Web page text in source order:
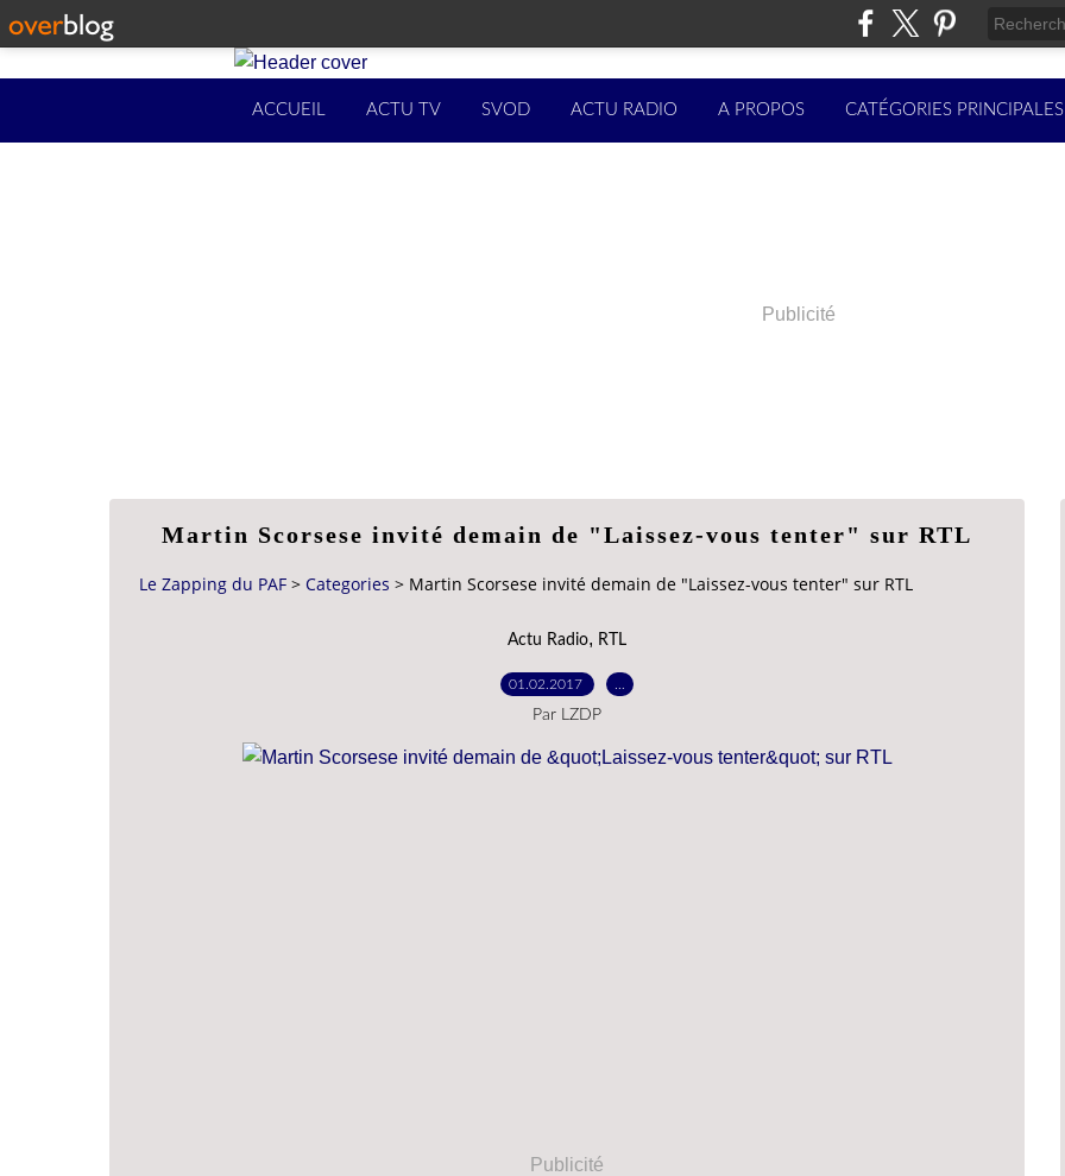
ACCUEIL ACTU TV SVOD ACTU RADIO A PROPOS CATÉGORIES PRINCIPALES
Publicité
Martin Scorsese invité demain de "Laissez-vous tenter" sur RTL
Le Zapping du PAF > Categories > Martin Scorsese invité demain de "Laissez-vous tenter" sur RTL
Actu Radio, RTL
01.02.2017
Par LZDP
Publicité